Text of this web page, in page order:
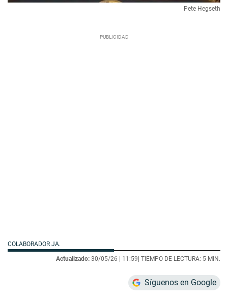
Pete Hegseth
COLABORADOR JA.
Actualizado: 30/05/26 | 11:59 | TIEMPO DE LECTURA: 5 MIN.
Síguenos en Google